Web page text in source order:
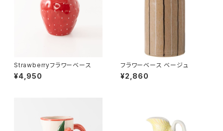
Strawberryフラワーベース
¥4,950
フラワーベース ベージュ
¥2,860